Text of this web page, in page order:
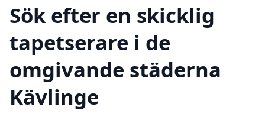
Sök efter en skicklig
tapetserare i de
omgivande städerna
Kävlinge